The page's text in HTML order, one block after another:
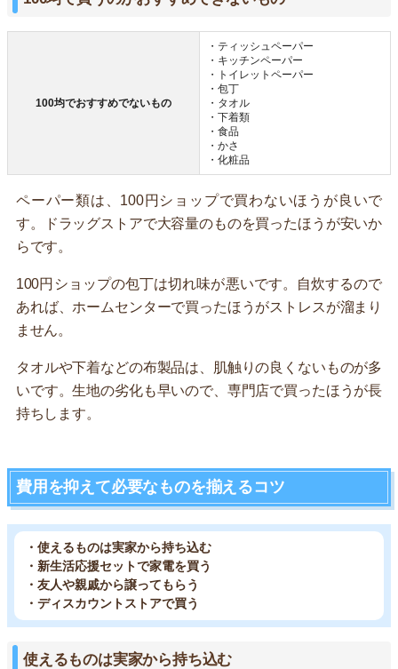
100均でおすすめでないもの
・ティッシュペーパー
・キッチンペーパー
・トイレットペーパー
・包丁
・タオル
・下着類
・食品
・かさ
・化粧品
ペーパー類は、100円ショップで買わないほうが良いで
す。ドラッグストアで大容量のものを買ったほうが安いか
らです。
100円ショップの包丁は切れ味が悪いです。自炊するので
あれば、ホームセンターで買ったほうがストレスが溜まり
ません。
タオルや下着などの布製品は、肌触りの良くないものが多
いです。生地の劣化も早いので、専門店で買ったほうが長
持ちします。
費用を抑えて必要なものを揃えるコツ
・使えるものは実家から持ち込む
・新生活応援セットで家電を買う
・友人や親戚から譲ってもらう
・ディスカウントストアで買う
使えるものは実家から持ち込む